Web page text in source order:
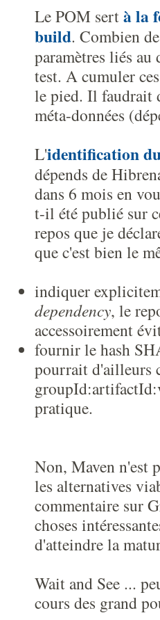
Le POM sertà la
build. Combien
paramètres liés
test. A cumuler
le pied. Il faudrait
méta-données
L'identification
dépends de
dans 6 mois en
t-il été publié sur
repos que je
que c'est bien le
indiquer
dependency, le
accessoirement
fournir le hash
pourrait d'ailleurs
pratique.
Non, Maven n'est
les alternatives
commentaire sur
choses
d'atteindre la
Wait and See ...
cours des grand